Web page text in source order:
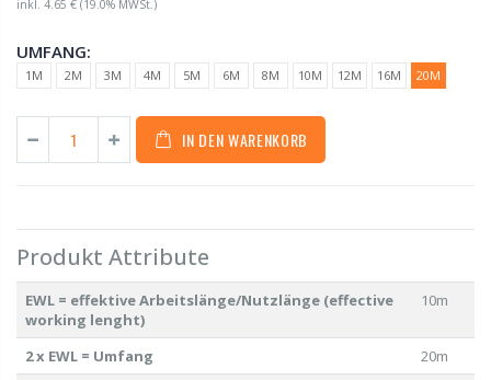
inkl. 4.65 € (19.0% MWSt.)
UMFANG:
1M 2M 3M 4M 5M 6M 8M 10M 12M 16M 20M
IN DEN WARENKORB
Produkt Attribute
EWL = effektive Arbeitslänge/Nutzlänge (effective
working lenght)
10m
2 x EWL = Umfang
20m